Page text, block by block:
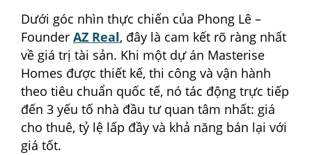
Dưới góc nhìn thực chiến của Phong Lê –
Founder AZ Real, đây là cam kết rõ ràng nhất
về giá trị tài sản. Khi một dự án Masterise
Homes được thiết kế, thi công và vận hành
theo tiêu chuẩn quốc tế, nó tác động trực tiếp
đến 3 yếu tố nhà đầu tư quan tâm nhất: giá
cho thuê, tỷ lệ lấp đầy và khả năng bán lại với
giá tốt.